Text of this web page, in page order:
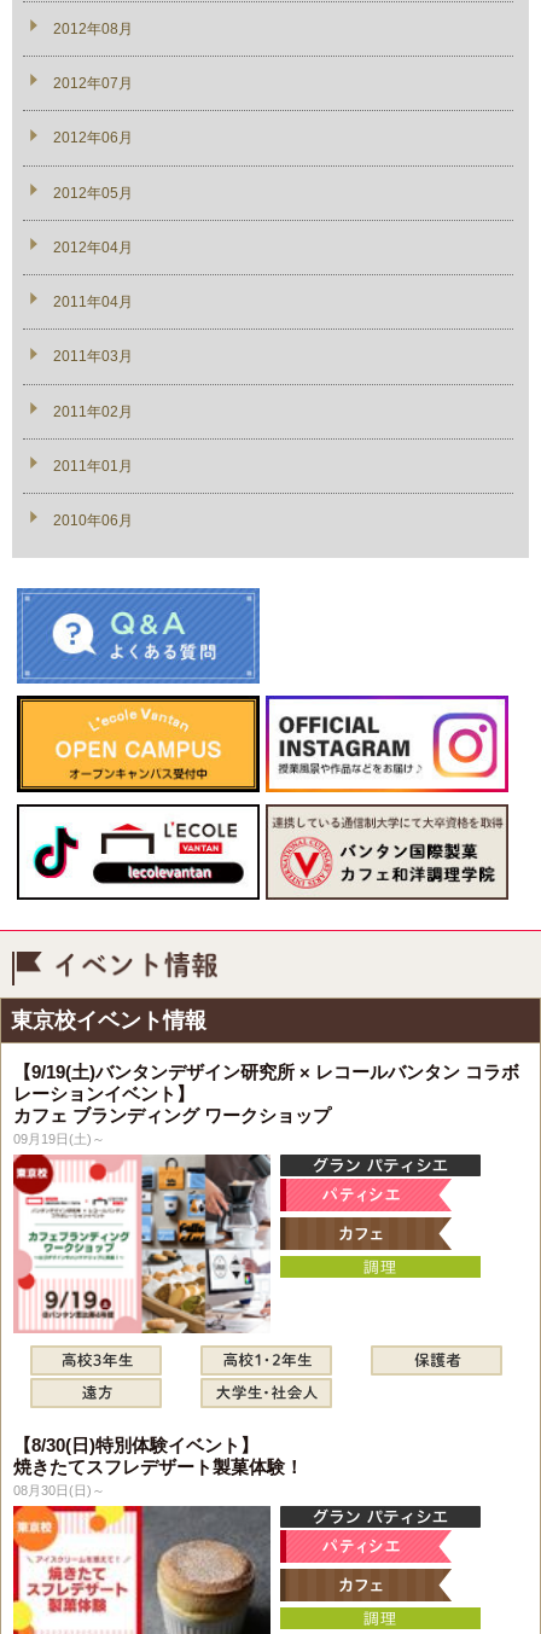
2012年08月
2012年07月
2012年06月
2012年05月
2012年04月
2011年04月
2011年03月
2011年02月
2011年01月
2010年06月
東京校イベント情報
【9/19(土)バンタンデザイン研究所 × レコールバンタン コラボ
レーションイベント】
カフェ ブランディング ワークショップ
09月19日(土)～
【8/30(日)特別体験イベント】
焼きたてスフレデザート製菓体験！
08月30日(日)～